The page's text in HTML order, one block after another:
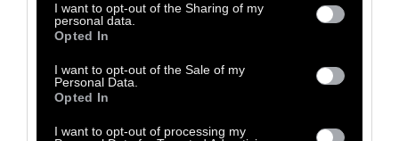
I want to opt-out of the Sharing of my
personal data.
Opted In
I want to opt-out of the Sale of my
Personal Data.
Opted In
I want to opt-out of processing my
«Να ακολουθείτε τα όνειρά σας». Μια
μας ότι ποτέ δεν είναι αργά
6 Ιουλίου 2016